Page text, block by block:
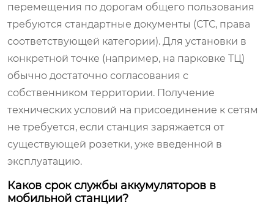
перемещения по дорогам общего пользования
требуются стандартные документы (СТС, права
соответствующей категории). Для установки в
конкретной точке (например, на парковке ТЦ)
обычно достаточно согласования с
собственником территории. Получение
технических условий на присоединение к сетям
не требуется, если станция заряжается от
существующей розетки, уже введенной в
эксплуатацию.
Каков срок службы аккумуляторов в
мобильной станции?